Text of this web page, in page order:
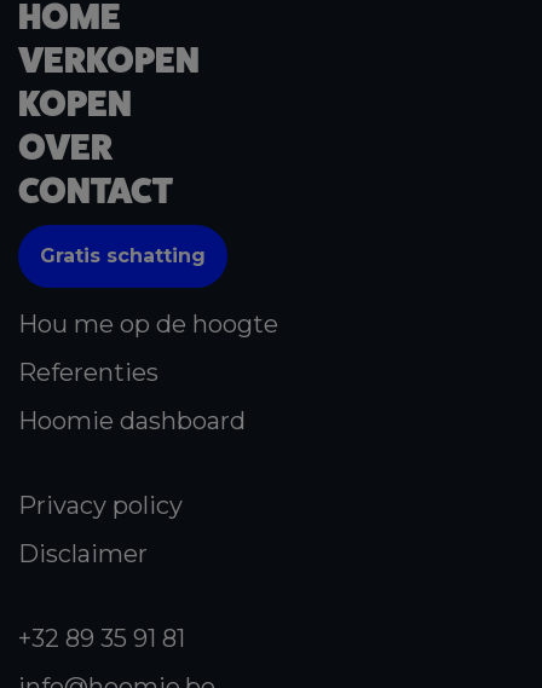
HOME
VERKOPEN
KOPEN
OVER
CONTACT
Gratis schatting
Hou me op de hoogte
Referenties
Hoomie dashboard
Privacy policy
Disclaimer
+32 89 35 91 81